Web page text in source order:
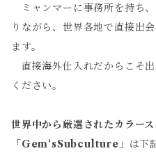
ミャンマーに事務所を持ち
りながら、世界各地で直接出
ます。
直接海外仕入れだからこそ
ください。
世界中から厳選されたカラー
「Gem‘sSubculture 」は下